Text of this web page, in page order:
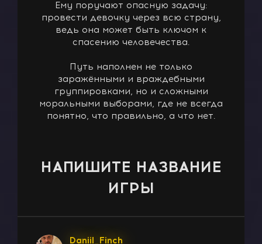
Ему поручают опасную задачу:
провести девочку через всю страну,
ведь она может быть ключом к
спасению человечества.
Путь наполнен не только
заражёнными и враждебными
группировками, но и сложными
моральными выборами, где не всегда
понятно, что правильно, а что нет.
НАПИШИТЕ НАЗВАНИЕ
ИГРЫ
Daniil_Finch